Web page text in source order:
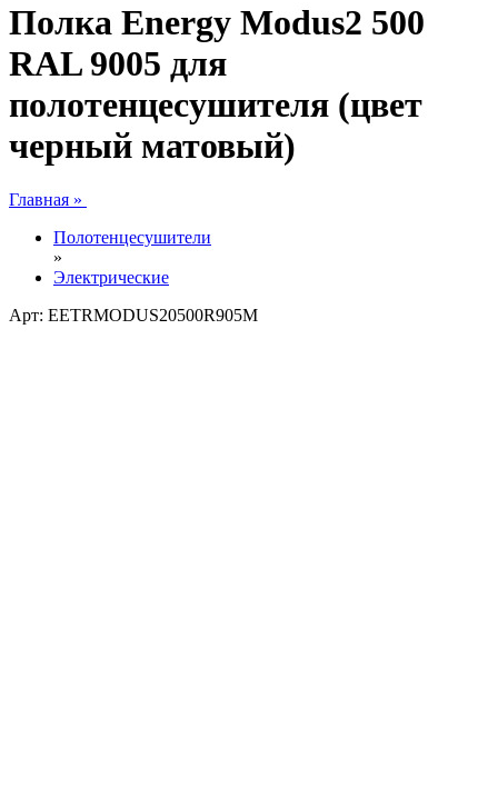
Полка Energy Modus2 500
RAL 9005 для
полотенцесушителя (цвет
черный матовый)
Главная »
Полотенцесушители
»
Электрические
Арт: EETRMODUS20500R905M